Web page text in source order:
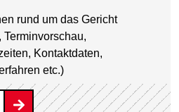
rund um das Gericht
Kontaktdaten,
etc.)